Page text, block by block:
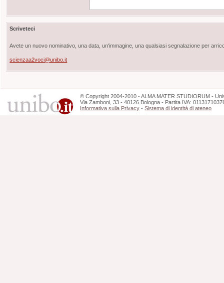
Scriveteci
Avete un nuovo nominativo, una data, un'immagine, una qualsiasi segnalazione per
scienzaa2voci@unibo.it
©Copyright 2004-2010 - ALMA MATER STUDIORUM -
Via Zamboni, 33 - 40126 Bologna - Partita IVA:
Informativa sulla Privacy -Sistema di identità di ateneo